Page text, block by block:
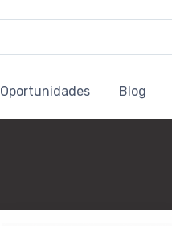
Oportunidades Blog